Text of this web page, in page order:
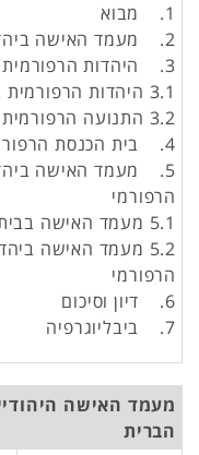
1. מבוא
2. מעמד האישה ביהדות
3. היהדות הרפורמית בארצות הברית
3.1 היהדות הרפורמית בארצות הברית – סקירה היסטורית
3.2 התנועה הרפורמית כיום
4. בית הכנסת הרפורמי– מבנה ומאפיינים
5. מעמד האישה
הרפורמי
5.1 מעמד האישה בבית הכנסת האורתודוכסי
5.2 מעמד האישה
הרפורמי
6. דיון וסיכום
7. ביבליוגרפיה
מעמד האישה
הברית